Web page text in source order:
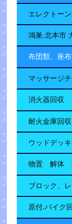
エレクトー
鴻巣.北本市
布団類、座
マッサージ
消火器回収
耐火金庫回収
ウッドデッ
物置 解体
ブロック、
原付.バイク